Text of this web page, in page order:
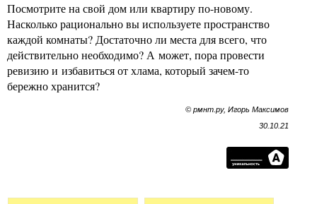
Посмотрите на свой дом или квартиру по-новому.
Насколько рационально вы используете пространство
каждой комнаты? Достаточно ли места для всего, что
действительно необходимо? А может, пора провести
ревизию и избавиться от хлама, который зачем-то
бережно хранится?
© рмнт.ру, Игорь Максимов
30.10.21